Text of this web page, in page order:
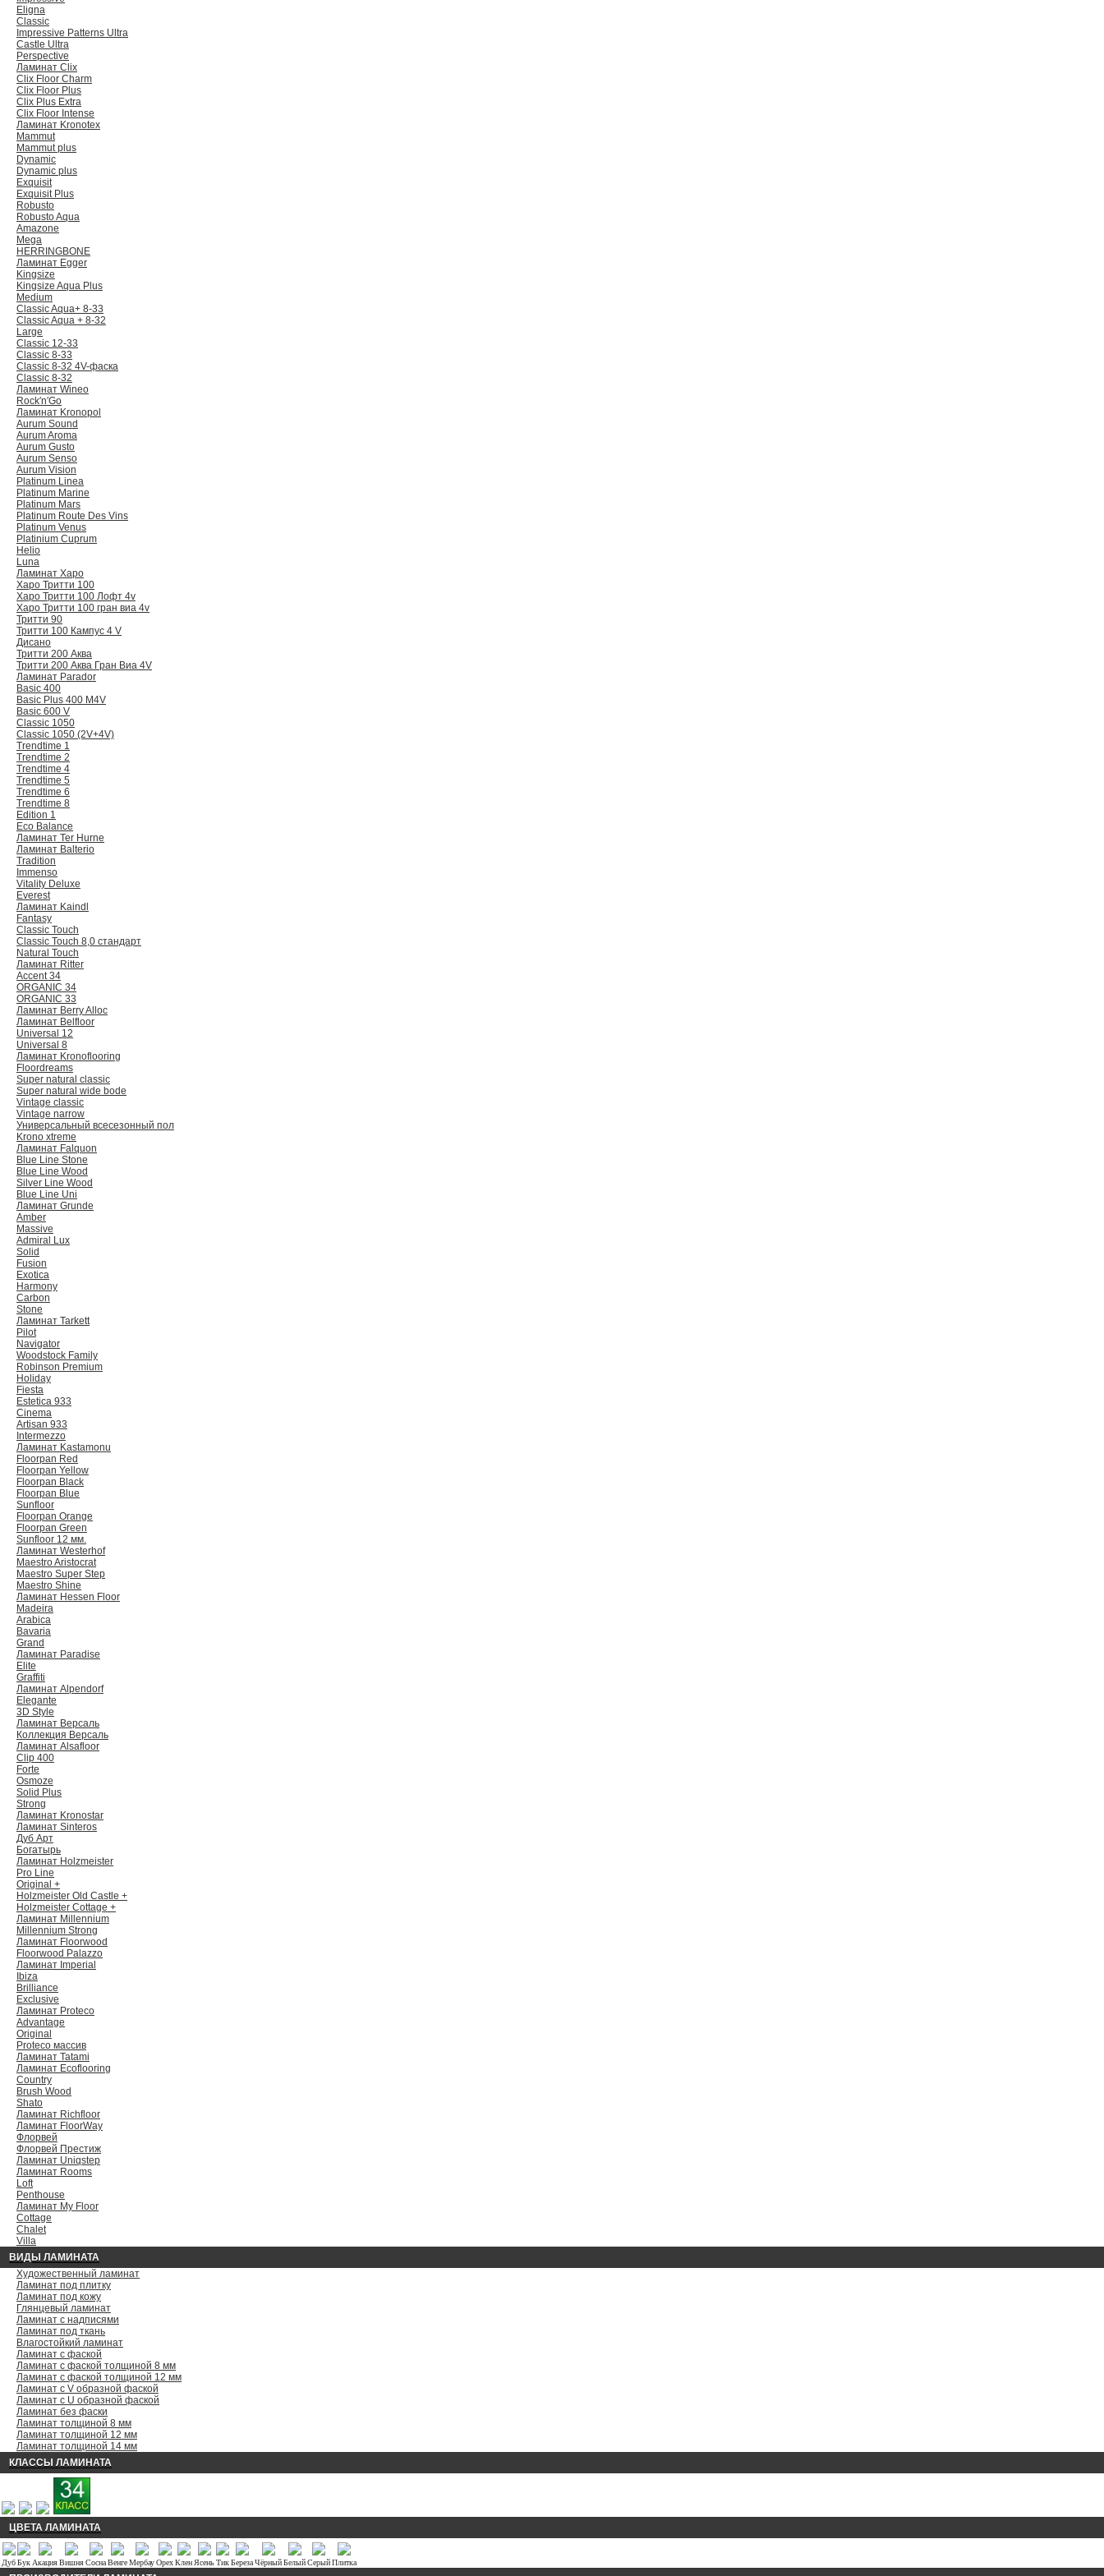
Eligna
Classic
Impressive Patterns Ultra
Castle Ultra
Perspective
Ламинат Clix
Clix Floor Charm
Clix Floor Plus
Clix Plus Extra
Clix Floor Intense
Ламинат Kronotex
Mammut
Mammut plus
Dynamic
Dynamic plus
Exquisit
Exquisit Plus
Robusto
Robusto Aqua
Amazone
Mega
HERRINGBONE
Ламинат Egger
Kingsize
Kingsize Aqua Plus
Medium
Classic Aqua+ 8-33
Classic Aqua + 8-32
Large
Classic 12-33
Classic 8-33
Classic 8-32 4V-фаска
Classic 8-32
Ламинат Wineo
Rock′n′Go
Ламинат Kronopol
Aurum Sound
Aurum Aroma
Aurum Gusto
Aurum Senso
Aurum Vision
Platinum Linea
Platinum Marine
Platinum Mars
Platinum Route Des Vins
Platinum Venus
Platinium Cuprum
Helio
Luna
Ламинат Харо
Харо Тритти 100
Харо Тритти 100 Лофт 4v
Харо Тритти 100 гран виа 4v
Тритти 90
Тритти 100 Кампус 4 V
Дисано
Тритти 200 Аква
Тритти 200 Аква Гран Виа 4V
Ламинат Parador
Basic 400
Basic Plus 400 M4V
Basic 600 V
Classic 1050
Classic 1050 (2V+4V)
Trendtime 1
Trendtime 2
Trendtime 4
Trendtime 5
Trendtime 6
Trendtime 8
Edition 1
Eco Balance
Ламинат Ter Hurne
Ламинат Balterio
Tradition
Immenso
Vitality Deluxe
Everest
Ламинат Kaindl
Fantasy
Classic Touch
Classic Touch 8,0 стандарт
Natural Touch
Ламинат Ritter
Accent 34
ORGANIC 34
ORGANIC 33
Ламинат Berry Alloc
Ламинат Belfloor
Universal 12
Universal 8
Ламинат Kronoflooring
Floordreams
Super natural classic
Super natural wide bode
Vintage classic
Vintage narrow
Универсальный всесезонный пол
Krono xtreme
Ламинат Falquon
Blue Line Stone
Blue Line Wood
Silver Line Wood
Blue Line Uni
Ламинат Grunde
Amber
Massive
Admiral Lux
Solid
Fusion
Exotica
Harmony
Carbon
Stone
Ламинат Tarkett
Pilot
Navigator
Woodstock Family
Robinson Premium
Holiday
Fiesta
Estetica 933
Cinema
Artisan 933
Intermezzo
Ламинат Kastamonu
Floorpan Red
Floorpan Yellow
Floorpan Black
Floorpan Blue
Sunfloor
Floorpan Orange
Floorpan Green
Sunfloor 12 мм.
Ламинат Westerhof
Maestro Aristocrat
Maestro Super Step
Maestro Shine
Ламинат Hessen Floor
Madeira
Arabica
Bavaria
Grand
Ламинат Paradise
Elite
Graffiti
Ламинат Alpendorf
Elegante
3D Style
Ламинат Версаль
Коллекция Версаль
Ламинат Alsafloor
Clip 400
Forte
Osmoze
Solid Plus
Strong
Ламинат Kronostar
Ламинат Sinteros
Дуб Арт
Богатырь
Ламинат Holzmeister
Pro Line
Original +
Holzmeister Old Castle +
Holzmeister Cottage +
Ламинат Millennium
Millennium Strong
Ламинат Floorwood
Floorwood Palazzo
Ламинат Imperial
Ibiza
Brilliance
Exclusive
Ламинат Proteco
Advantage
Original
Proteco массив
Ламинат Tatami
Ламинат Ecoflooring
Country
Brush Wood
Shato
Ламинат Richfloor
Ламинат FloorWay
Флорвей
Флорвей Престиж
Ламинат Uniqstep
Ламинат Rooms
Loft
Penthouse
Ламинат My Floor
Cottage
Chalet
Villa
ВИДЫ ЛАМИНАТА
Художественный ламинат
Ламинат под плитку
Ламинат под кожу
Глянцевый ламинат
Ламинат с надписями
Ламинат под ткань
Влагостойкий ламинат
Ламинат с фаской
Ламинат с фаской толщиной 8 мм
Ламинат с фаской толщиной 12 мм
Ламинат с V образной фаской
Ламинат с U образной фаской
Ламинат без фаски
Ламинат толщиной 8 мм
Ламинат толщиной 12 мм
Ламинат толщиной 14 мм
КЛАССЫ ЛАМИНАТА
ЦВЕТА ЛАМИНАТА
ДубБук АкацияВишняСоснаВенгеМербауОрехКлен ЯсеньТикБерезаЧёрныйБелыйСерыйПлитка